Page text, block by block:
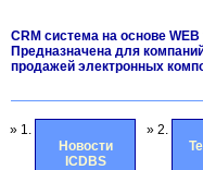
CRM система на основе WEB
Предназначена для
продажей электронных
» 1.
Новости
ICDBS
» 2.